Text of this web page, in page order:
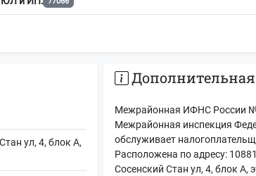
ул, 4, блок А,
Межрайонная ИФНС России №
Межрайонная инспекция
обслуживает
Расположена по адресу:
Сосенский Стан ул, 4, блок